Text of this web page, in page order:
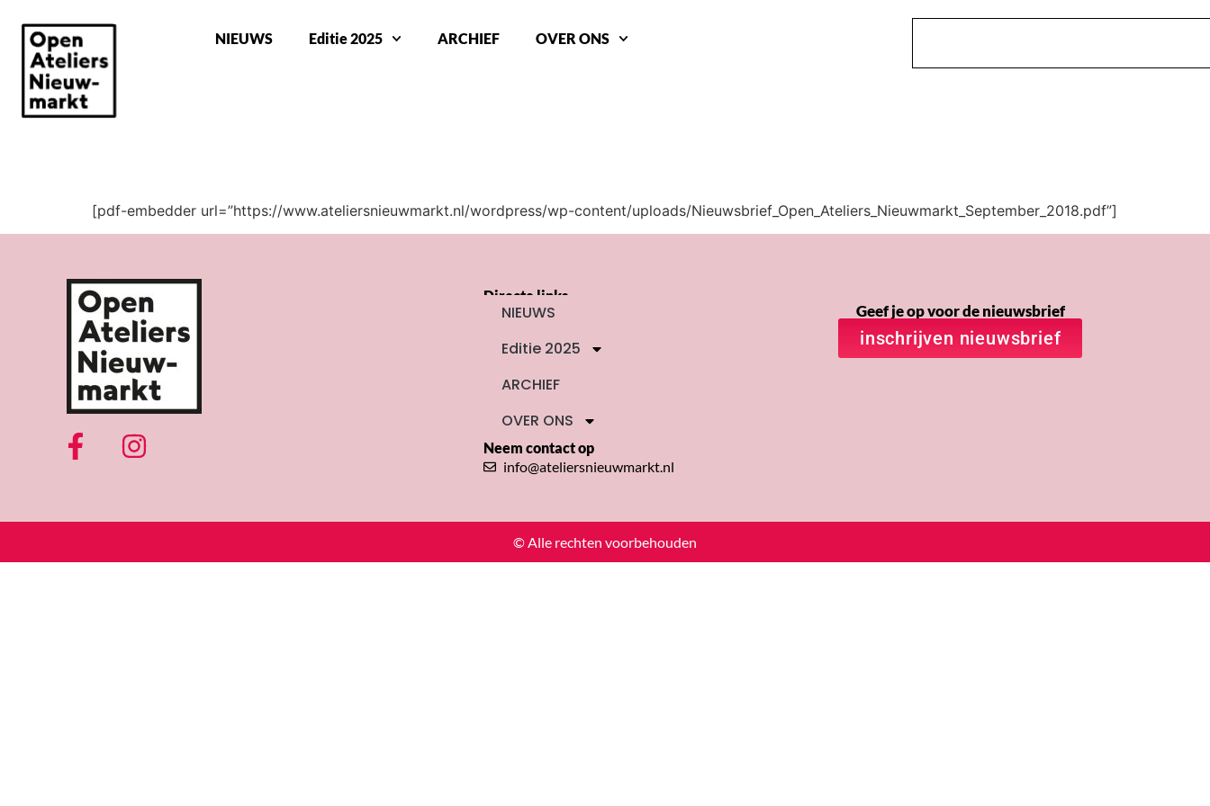
NIEUWS Editie 2025 ARCHIEF OVER ONS
[pdf-embedder url=”https://www.ateliersnieuwmarkt.nl/wordpress/wp-content/uploads/Nieuwsbrief_Open_Ateliers_Nieuwmarkt_September_2018.pdf”]
Directe links
NIEUWS
Editie 2025
ARCHIEF
OVER ONS
Neem contact op
info@ateliersnieuwmarkt.nl
Geef je op voor de nieuwsbrief
inschrijven nieuwsbrief
© Alle rechten voorbehouden